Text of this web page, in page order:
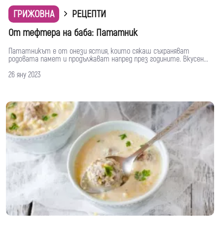
ГРИЖОВНА
РЕЦЕПТИ
От тефтера на баба: Пататник
Пататникът е от онези ястия, които сякаш съхраняват
родовата памет и продължават напред през годините. Вкусен...
26 яну 2023